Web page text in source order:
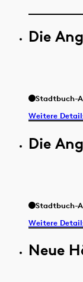
Die
Stadtbuch-
Weitere
Die
Stadtbuch-
Weitere
Neue